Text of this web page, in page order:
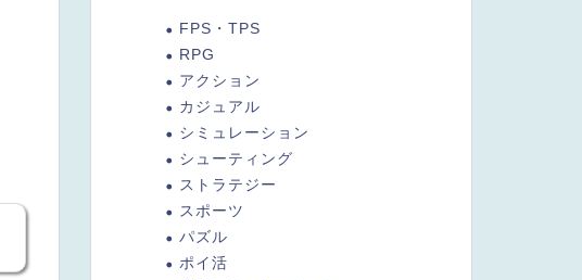
FPS・TPS
RPG
アクション
カジュアル
シミュレーション
シューティング
ストラテジー
スポーツ
パズル
ポイ活